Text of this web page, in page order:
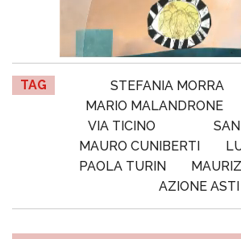
TAG
STEFANIA MORRA
MARIO MALANDRONE
VIA TICINO
MAURO CUNIBERTI
PAOLA TURIN
AZIONE ASTI